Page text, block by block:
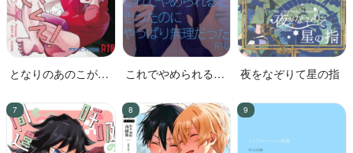
となりのあのこがか
これでやめられると
無理だった
夜をなぞりて星の指